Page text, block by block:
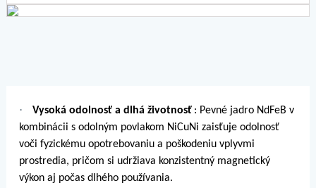
· Vysoká odolnosť a dlhá životnosť : Pevné jadro NdFeB v
kombinácii s odolným povlakom NiCuNi zaisťuje odolnosť
voči fyzickému opotrebovaniu a poškodeniu vplyvmi
prostredia, pričom si udržiava konzistentný magnetický
výkon aj počas dlhého používania.